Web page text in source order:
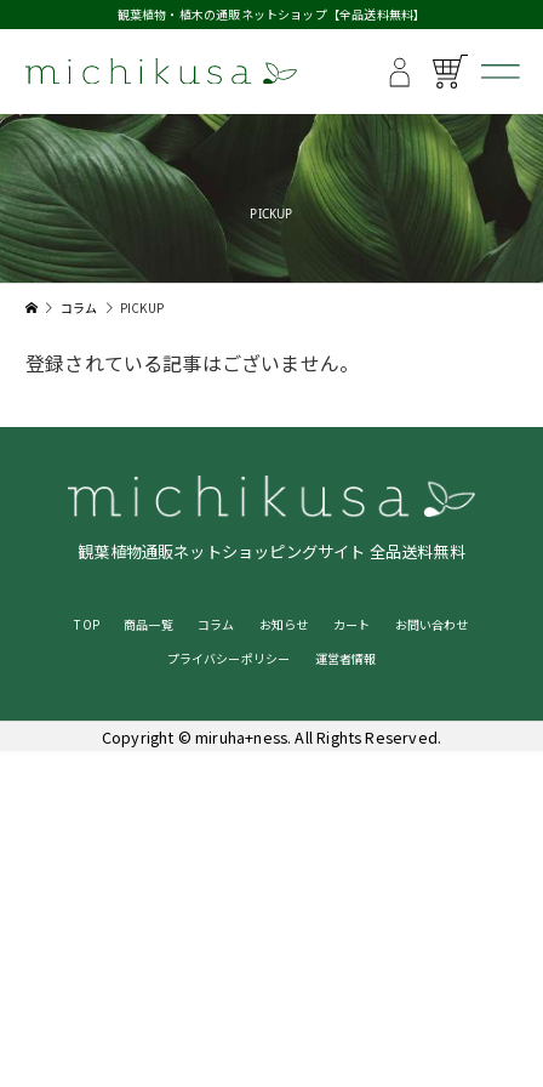
観葉植物・植木の通販ネットショップ【全品送料無料】
PICKUP
コラム PICKUP
登録されている記事はございません。
観葉植物通販ネットショッピングサイト 全品送料無料
TOP 商品一覧 コラム お知らせ カート
お問い合わせ
プライバシーポリシー
運営者情報
Copyright © miruha+ness. All Rights Reserved.